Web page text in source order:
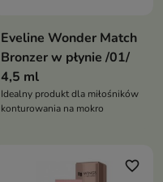
Eveline Wonder Match
Bronzer w płynie /01/
4,5 ml
Idealny produkt dla miłośników
konturowania na mokro
favorite_border